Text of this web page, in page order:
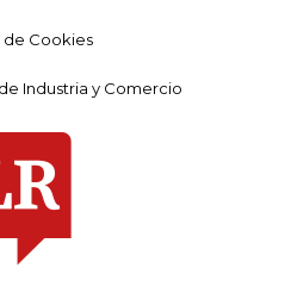
de Cookies
Industria y Comercio